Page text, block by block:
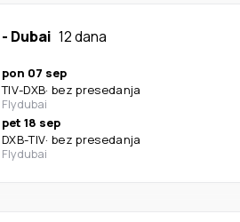
- Dubai 12 dana
pon 07 sep
TIV-DXB· bez presedanja
Flydubai
pet 18 sep
DXB-TIV· bez presedanja
Flydubai